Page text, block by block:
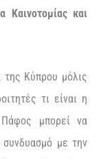
Καινοτομίας και
της Κύπρου μόλις
τι είναι η
μπορεί να
συνδυασμό με την